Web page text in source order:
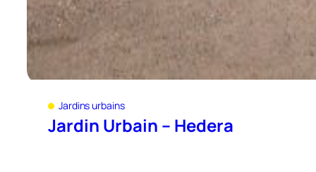
Jardins urbains
Jardin Urbain – Hedera